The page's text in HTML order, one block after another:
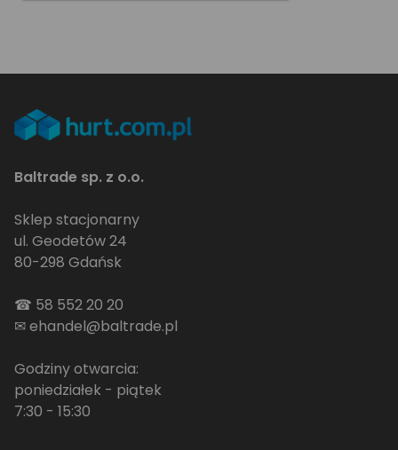
Baltrade sp. z o.o.
Sklep stacjonarny
ul. Geodetów 24
80-298 Gdańsk
☎ 58 552 20 20
✉ehandel@baltrade.pl
Godziny otwarcia:
poniedziałek - piątek
7:30 - 15:30